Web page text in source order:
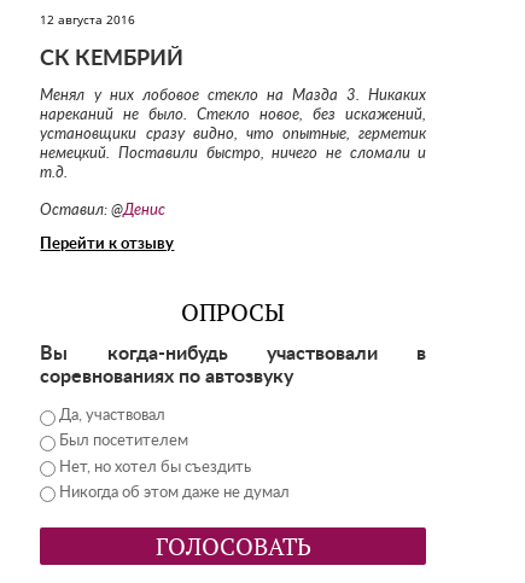
12 августа 2016
СК КЕМБРИЙ
Менял у них лобовое стекло на Мазда 3. Никаких
нареканий не было. Стекло новое, без искажений,
установщики сразу видно, что опытные, герметик
немецкий. Поставили быстро, ничего не сломали и
т.д.
Оставил: @Денис
Перейти к отзыву
ОПРОСЫ
Вы когда-нибудь участвовали в
соревнованиях по автозвуку
Да, участвовал
Был посетителем
Нет, но хотел бы съездить
Никогда об этом даже не думал